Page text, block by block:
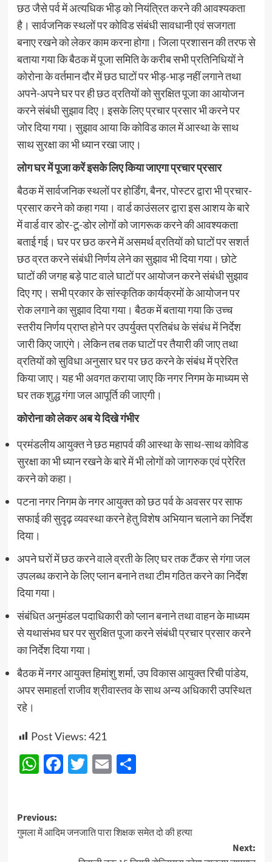
छठ जैसे पर्व में अत्यधिक भीड़ को नियंत्रित करने की आवश्यकता
है। सार्वजनिक स्थलों पर कोविड संबंधी सावधानी एवं सजगता
बनाए रखने को लेकर काम करना होगा। जिला प्रशासन की तरफ से
बताया गया कि बैठक में पूजा समिति के करीब सभी प्रतिनिधियों ने
कोरोना के वर्तमान दौर में छठ घाटों पर भीड़-भाड़ नहीं लगाने तथा
अपने-अपने घर पर ही छठ व्रतियों को सुरक्षित पूजा का आयोजन
करने संबंधी सुझाव दिए। इसके लिए प्रचार प्रसार भी करने पर
जोर दिया गया। सुझाव आया कि कोविड काल में आस्था के साथ
साथ सुरक्षा का भी ध्यान रखा जाए।
लोग घर में पूजा करें इसके लिए किया जाएगा प्रचार प्रसार
बैठक में सार्वजनिक स्थलों पर होर्डिंग, बैनर, पोस्टर द्वारा भी प्रचार-
प्रसार करने को कहा गया। वार्ड काउंसलर द्वारा इस आशय के बारे
में वार्ड वार डोर-टू-डोर लोगों को जागरूक करने की आवश्यकता
बताई गई। घर पर छठ करने में असमर्थ व्रतियों को घाटों पर सशर्त
छठ व्रत करने संबंधी निर्णय लेने का सुझाव भी दिया गया। छोटे
घाटों की जगह बड़े पाट वाले घाटों पर आयोजन करने संबंधी सुझाव
दिए गए। सभी प्रकार के सांस्कृतिक कार्यक्रमों के आयोजन पर
रोक लगाने का सुझाव दिया गया। बैठक में बताया गया कि उच्च
स्तरीय निर्णय प्राप्त होने पर उपर्युक्त प्रतिबंध के संबंध में निर्देश
जारी किए जाएंगे। लेकिन तब तक घाटों पर तैयारी की जाए तथा
व्रतियों को सुविधा अनुसार घर पर छठ करने के संबंध में प्रेरित
किया जाए। यह भी अवगत कराया जाए कि नगर निगम के माध्यम से
घर तक शुद्ध गंगा जल आपूर्ति की जाएगी।
कोरोना को लेकर अब ये दिखे गंभीर
प्रमंडलीय आयुक्त ने छठ महापर्व की आस्था के साथ-साथ कोविड
सुरक्षा का भी ध्यान रखने के बारे में भी लोगों को जागरुक एवं प्रेरित
करने को कहा।
पटना नगर निगम के नगर आयुक्त को छठ पर्व के अवसर पर साफ
सफाई की सुदृढ़ व्यवस्था करने हेतु विशेष अभियान चलाने का निर्देश
दिया।
अपने घरों में छठ करने वाले व्रती के लिए घर तक टैंकर से गंगा जल
उपलब्ध कराने के लिए प्लान बनाने तथा टीम गठित करने का निर्देश
दिया गया।
संबंधित अनुमंडल पदाधिकारी को प्लान बनाने तथा वाहन के माध्यम
से यथासंभव घर पर सुरक्षित पूजा करने संबंधी प्रचार प्रसार करने
का निर्देश दिया गया।
बैठक में नगर आयुक्त हिमांशु शर्मा, उप विकास आयुक्त रिची पांडेय,
अपर समाहर्ता राजीव श्रीवास्तव के साथ अन्य अधिकारी उपस्थित
रहे।
Post Views:421
WhatsApp
Facebook
Twitter
EmailShare
Post
navigation
Previous:
गुमला में आदिम जनजाति पारा शिक्षक समेत दो की हत्या
Next: